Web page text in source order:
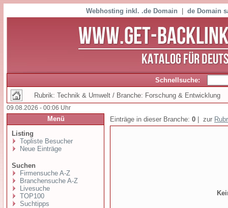
Webhosting inkl. .de Domain de Domain
Schnellsuche:
Rubrik: Technik & Umwelt / Branche: Forschung & Entwicklung
09.08.2026 - 00:06 Uhr
Menü
Listing
Topliste Besucher
Neue Einträge
Suchen
Firmensuche A-Z
Branchensuche A-Z
Livesuche
TOP100
Suchtipps
Einträge in dieser Branche: 0 | zur